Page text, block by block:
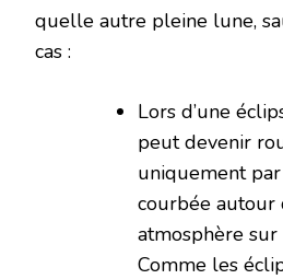
quelle autre pleine lune,
cas :
Lors d’une
peut devenir
uniquement
courbée autour
atmosphère
Comme les